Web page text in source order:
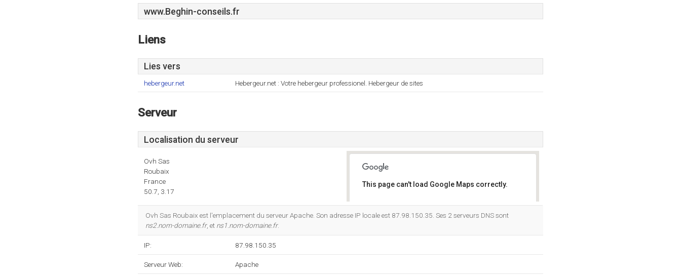
www.Beghin-conseils.fr
Liens
Lies vers
hebergeur.net Hebergeur.net : Votre hebergeur professionel. Hebergeur de sites
Serveur
Localisation du serveur
Ovh Sas
Roubaix
France
50.7, 3.17
This page can't load Google Maps correctly.
Ovh Sas Roubaix est l'emplacement du serveur Apache. Son adresse IP locale est 87.98.150.35. Ses 2 serveurs DNS sont
ns2.nom-domaine.fr, et ns1.nom-domaine.fr.
IP: 87.98.150.35
Serveur Web: Apache